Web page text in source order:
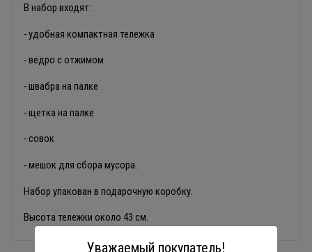
В набор входят:
- удобная компактная тележка
- ведро с отжимом
- швабра на палке
- щетка на палке
- совок
- мешок для сбора мусора.
Набор упакован в подарочную коробку.
Высота тележки около 43 см.
Уважаемый покупатель!